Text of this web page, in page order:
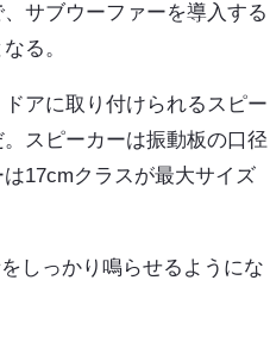
サブウーファーを導入する
る。
アに取り付けられるスピー
スピーカーは振動板の口径
17cmクラスが最大サイズ
しっかり鳴らせるようにな